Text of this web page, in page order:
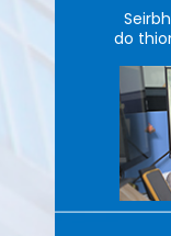
do